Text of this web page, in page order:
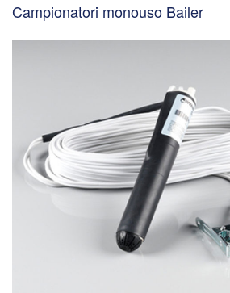
Campionatori monouso Bailer